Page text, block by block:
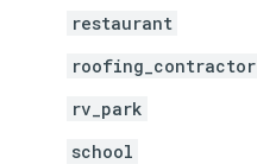
restaurant
roofing_contractor
rv_park
school